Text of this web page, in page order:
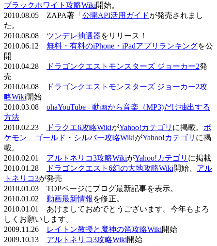
ブラックホワイト攻略Wiki開始。
2010.08.05 ZAPA著「 公開API活用ガイドが発売されまし
た。
2010.08.08 ツンデレ抽選器をリリース！
2010.06.12 無料・有料のiPhone・iPadアプリランキングを公
開
2010.04.28
ドラゴンクエストモンスターズ ジョーカー2発
売
2010.04.08
ドラゴンクエストモンスターズ ジョーカー2攻
略Wiki開始
2010.03.08 ohaYouTube - 動画から音楽（MP3)だけ抽出する
方法
2010.02.23
ドラクエ6攻略WikiがYahoo!カテゴリ に掲載。 ポ
ケモン ゴールド・シルバー攻略WikiがYahoo!カテゴリ に掲
載。
2010.02.01 アルトネリコ3攻略WikiがYahoo!カテゴリ に掲載
2010.01.28
ドラゴンクエスト6幻の大地攻略Wiki開始、 アル
トネリコ3が発売
2010.01.03 TOPページにブログ最新記事を表示。
2010.01.02 動画最新情報 を修正。
2010.01.01 あけましておめでとうございます。今年もよろ
しくお願いします。
2009.11.26
レイトン教授と魔神の笛攻略Wiki開始
2009.10.13 アルトネリコ3攻略Wiki開始